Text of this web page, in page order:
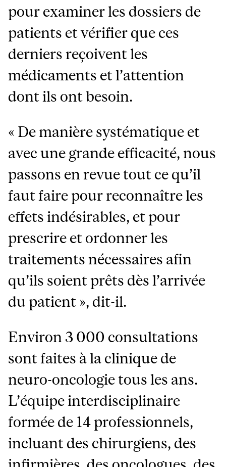
pour examiner les dossiers de
patients et vérifier que ces
derniers reçoivent les
médicaments et l’attention
dont ils ont besoin.
« De manière systématique et
avec une grande efficacité, nous
passons en revue tout ce qu’il
faut faire pour reconnaître les
effets indésirables, et pour
prescrire et ordonner les
traitements nécessaires afin
qu’ils soient prêts dès l’arrivée
du patient », dit-il.
Environ 3 000 consultations
sont faites à la clinique de
neuro-oncologie tous les ans.
L’équipe interdisciplinaire
formée de 14 professionnels,
incluant des chirurgiens, des